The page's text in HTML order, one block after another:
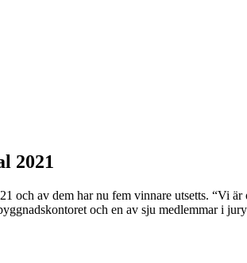
2021
och av dem har nu fem vinnare utsetts. “Vi
och en av sju medlemmar i